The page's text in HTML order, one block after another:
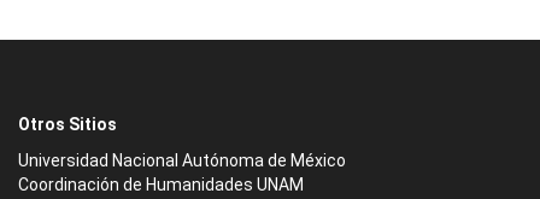
Otros Sitios
Universidad Nacional Autónoma de México
Coordinación de Humanidades UNAM